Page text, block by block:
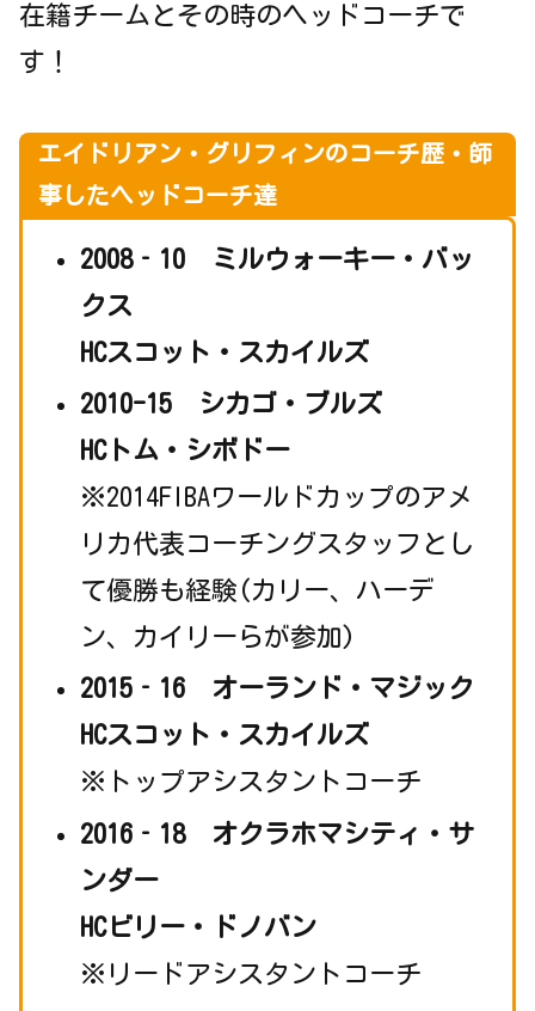
在籍チームとその時のヘッドコーチで
す！
エイドリアン・グリフィンのコーチ歴・師
事したヘッドコーチ達
2008‐10 ミルウォーキー・バッ
クス
HCスコット・スカイルズ
2010-15 シカゴ・ブルズ
HCトム・シボドー
※2014FIBAワールドカップのアメ
リカ代表コーチングスタッフとし
て優勝も経験(カリー、ハーデ
ン、カイリーらが参加)
2015‐16 オーランド・マジック
HCスコット・スカイルズ
※トップアシスタントコーチ
2016‐18 オクラホマシティ・サ
ンダー
HCビリー・ドノバン
※リードアシスタントコーチ